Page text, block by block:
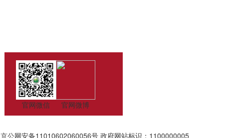
官网微信 官网微博
京公网安备11010602060056号 政府网站标识：1100000005